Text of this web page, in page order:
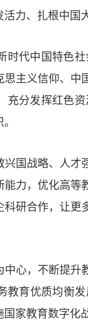
力、扎根中国
代中国特色社
主义信仰、
充分发挥红色
战略、人才
力，优化高
研合作，让
，不断提升
教育优质均衡
家教育数字